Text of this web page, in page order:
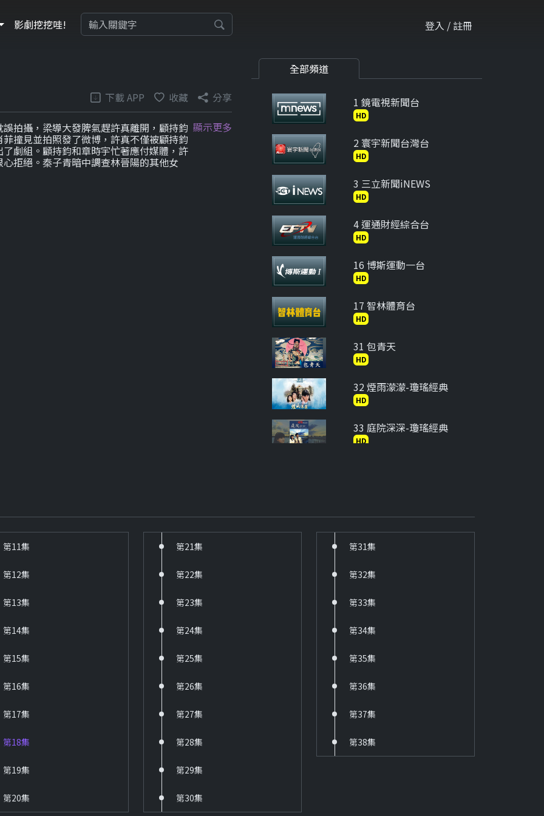
影劇挖挖哇! 登入 / 註冊
下載 APP 收藏 分享
拍攝，梁導大發脾氣趕許真離開，顧持鈞
撞見並拍照發了微博，許真不僅被顧持鈞
劇組。顧持鈞和章時宇忙著應付媒體，許
拒絕。秦子青暗中調查林晉陽的其他女
顯示更多
全部頻道
1 鏡電視新聞台
HD
2 寰宇新聞台灣台
HD
3 三立新聞iNEWS
HD
4 運通財經綜合台
HD
16 博斯運動一台
HD
17 智林體育台
HD
31 包青天
HD
32 煙雨濛濛-瓊瑤經典
HD
33 庭院深深-瓊瑤經典
HD
36 六個夢-啞妻
HD
38 台灣靈異事件
HD
40 新兵日記
41 新兵日記之特戰英雄
第11集
第12集
第13集
第14集
第15集
第16集
第17集
第18集
第19集
第20集
第21集
第22集
第23集
第24集
第25集
第26集
第27集
第28集
第29集
第30集
第31集
第32集
第33集
第34集
第35集
第36集
第37集
第38集